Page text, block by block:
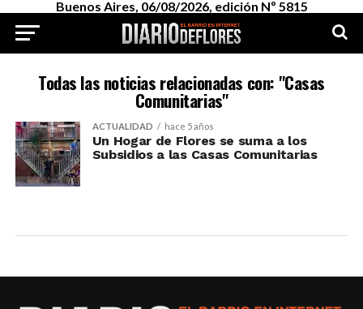
Buenos Aires, 06/08/2026, edición Nº 5815
Todas las noticias relacionadas con: "Casas
Comunitarias"
ACTUALIDAD hace 5 años
Un Hogar de Flores se suma a los
Subsidios a las Casas Comunitarias